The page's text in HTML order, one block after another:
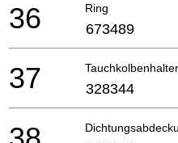
Ring
36 673489
37 328344